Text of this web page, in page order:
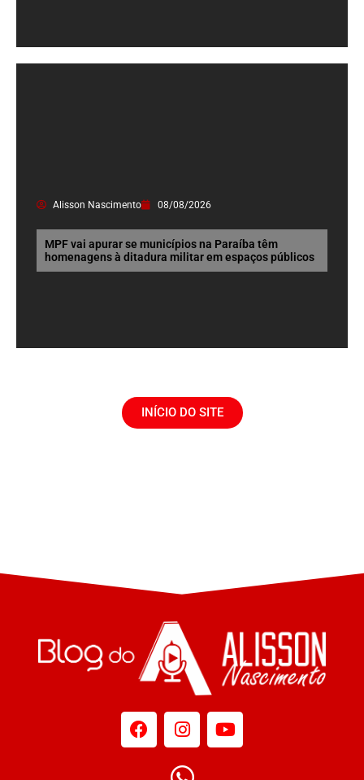
Alisson Nascimento 08/08/2026
MPF vai apurar se municípios na Paraíba têm
homenagens à ditadura militar em espaços públicos
INÍCIO DO SITE